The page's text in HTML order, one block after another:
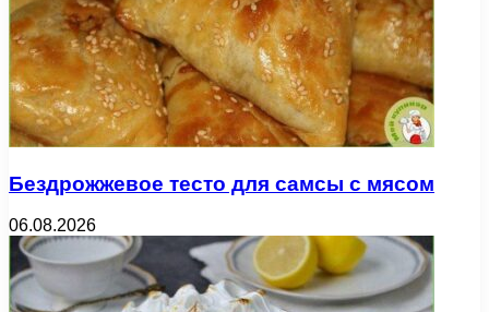
Бездрожжевое тесто для самсы с мясом
06.08.2026